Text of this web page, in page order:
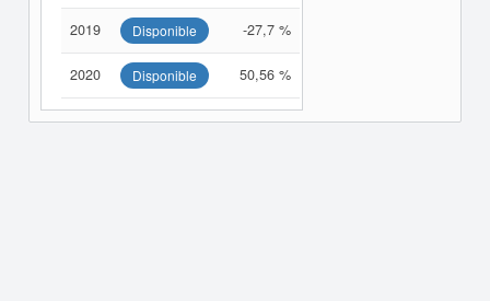
2019 Disponible -27,7 %
2020 Disponible 50,56 %